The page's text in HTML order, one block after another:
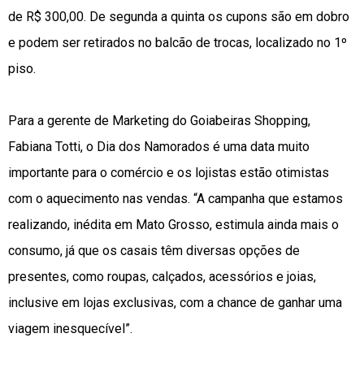
de R$ 300,00. De segunda a quinta os cupons são em dobro
e podem ser retirados no balcão de trocas, localizado no 1º
piso.
Para a gerente de Marketing do Goiabeiras Shopping,
Fabiana Totti, o Dia dos Namorados é uma data muito
importante para o comércio e os lojistas estão otimistas
com o aquecimento nas vendas. “A campanha que estamos
realizando, inédita em Mato Grosso, estimula ainda mais o
consumo, já que os casais têm diversas opções de
presentes, como roupas, calçados, acessórios e joias,
inclusive em lojas exclusivas, com a chance de ganhar uma
viagem inesquecível”.